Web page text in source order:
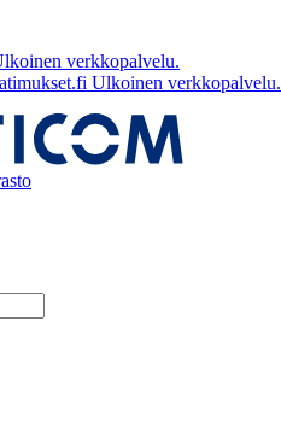
verkkopalvelu.
Ulkoinen verkkopalvelu.